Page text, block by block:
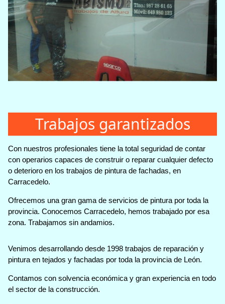
Trabajos garantizados
Con nuestros profesionales tiene la total seguridad de contar
con operarios capaces de construir o reparar cualquier defecto
o deterioro en los trabajos de pintura de fachadas, en
Carracedelo.
Ofrecemos una gran gama de servicios de pintura por toda la
provincia. Conocemos Carracedelo, hemos trabajado por esa
zona. Trabajamos sin andamios.
Venimos desarrollando desde 1998 trabajos de reparación y
pintura en tejados y fachadas por toda la provincia de León.
Contamos con solvencia económica y gran experiencia en todo
el sector de la construcción.